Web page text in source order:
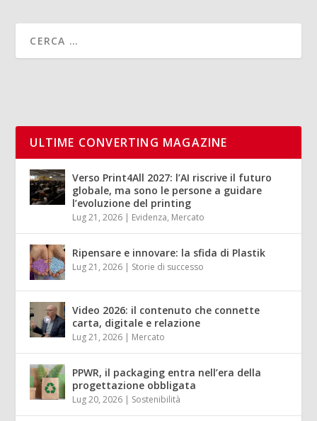
ULTIME CONVERTING MAGAZINE
Verso Print4All 2027: l’AI riscrive il futuro
globale, ma sono le persone a guidare
l’evoluzione del printing
Lug 21, 2026 | Evidenza, Mercato
Ripensare e innovare: la sfida di Plastik
Lug 21, 2026 | Storie di successo
Video 2026: il contenuto che connette
carta, digitale e relazione
Lug 21, 2026 | Mercato
PPWR, il packaging entra nell’era della
progettazione obbligata
Lug 20, 2026 | Sostenibilità